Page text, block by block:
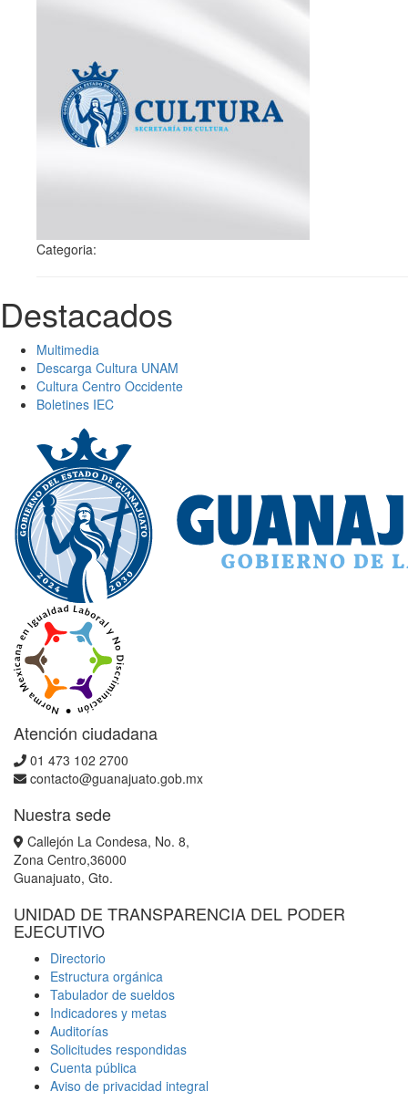
Categoria:
Destacados
Multimedia
Descarga Cultura UNAM
Cultura Centro Occidente
Boletines IEC
Atención ciudadana
01 473 102 2700
contacto@guanajuato.gob.mx
Nuestra sede
Callejón La Condesa, No. 8,
Zona Centro,36000
Guanajuato, Gto.
UNIDAD DE TRANSPARENCIA DEL PODER
EJECUTIVO
Directorio
Estructura orgánica
Tabulador de sueldos
Indicadores y metas
Auditorías
Solicitudes respondidas
Cuenta pública
Aviso de privacidad integral